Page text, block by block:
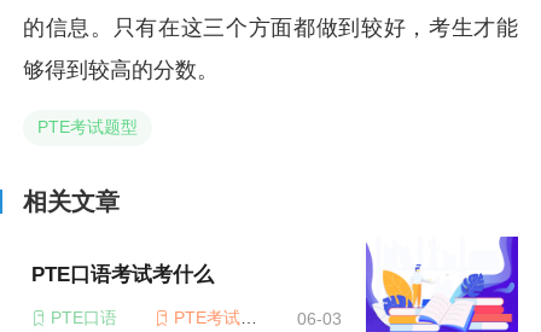
的信息。只有在这三个方面都做到较好，考生才能
够得到较高的分数。
PTE考试题型
相关文章
PTE口语考试考什么
PTE口语 PTE考试题型 06-03